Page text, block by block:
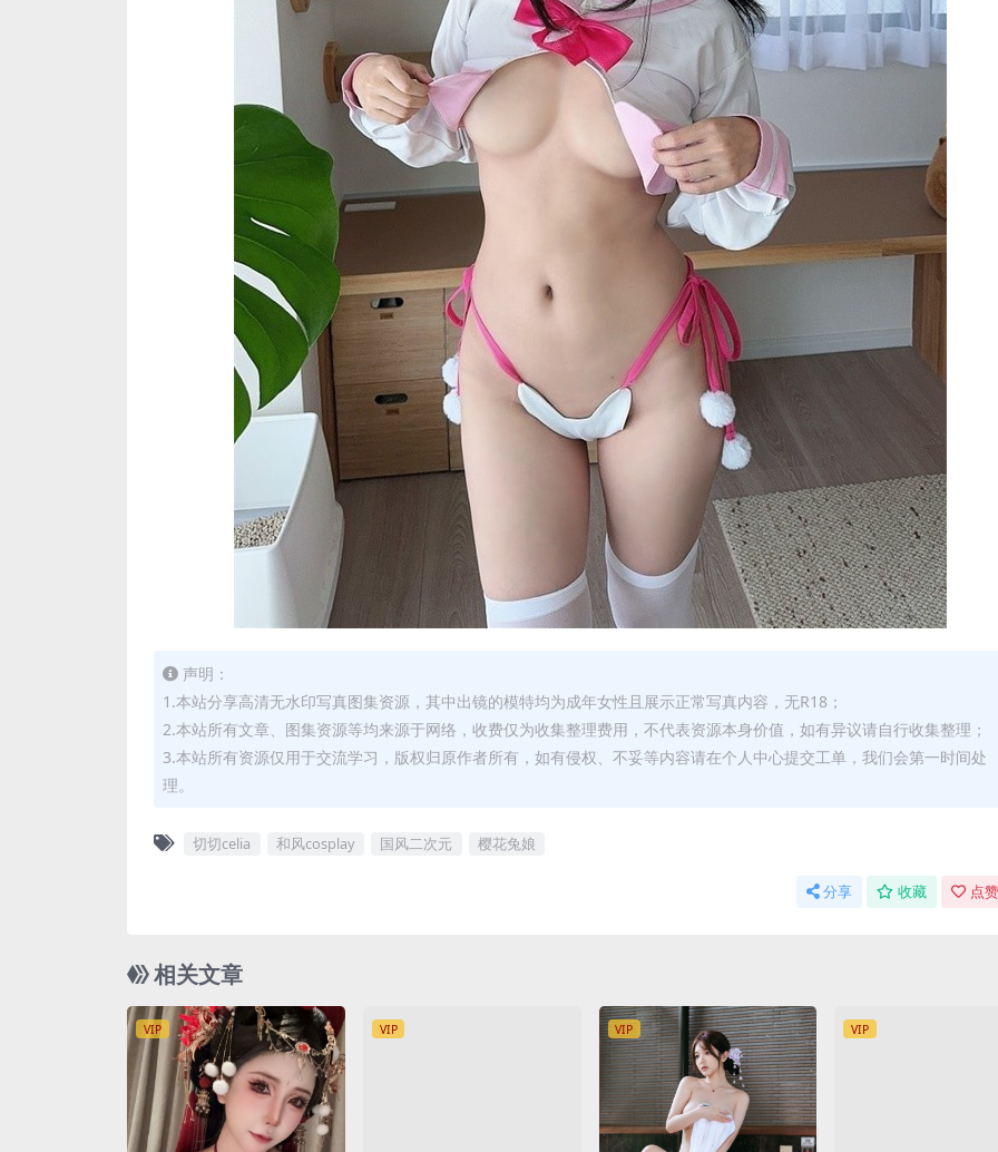
声明：
1.本站分享高清无水印写真图集资源，其中出镜的模特均为成年女性且展示正常写真内容，无R18；
2.本站所有文章、图集资源等均来源于网络，收费仅为收集整理费用，不代表资源本身价值，如有异议请自行收集整理；
3.本站所有资源仅用于交流学习，版权归原作者所有，如有侵权、不妥等内容请在个人中心提交工单，我们会第一时间处
理。
切切celia 和风cosplay 国风二次元 樱花兔娘
分享 收藏 点
相关文章
VIP VIP VIP VIP